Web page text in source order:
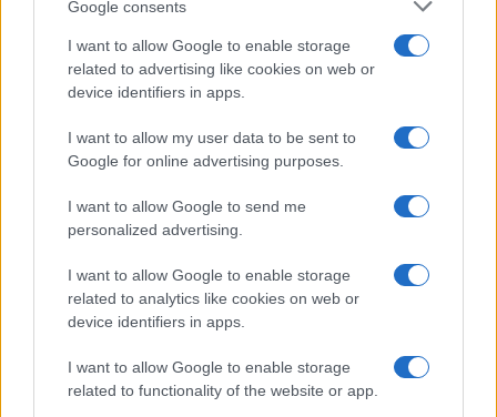
Google consents
I want to allow Google to enable storage
related to advertising like cookies on web or
device identifiers in apps.
I want to allow my user data to be sent to
Google for online advertising purposes.
I want to allow Google to send me
personalized advertising.
I want to allow Google to enable storage
related to analytics like cookies on web or
device identifiers in apps.
I want to allow Google to enable storage
related to functionality of the website or app.